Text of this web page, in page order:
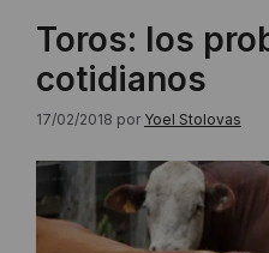
Toros: los
cotidianos
17/02/2018 por Yoel Stolovas